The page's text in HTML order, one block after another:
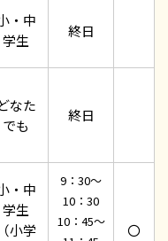
・中
学生
終日
なた
でも
終日
・中
学生
（小学
9：30～
10：30
10：45～
〇